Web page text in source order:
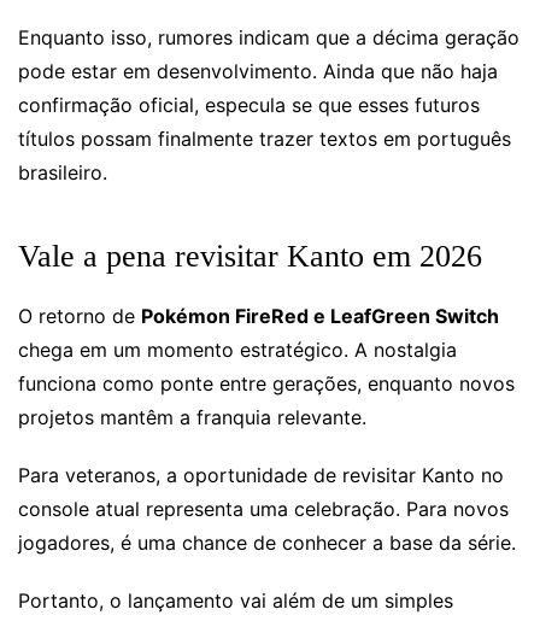
Enquanto isso, rumores indicam que a décima geração
pode estar em desenvolvimento. Ainda que não haja
confirmação oficial, especula se que esses futuros
títulos possam finalmente trazer textos em português
brasileiro.
Vale a pena revisitar Kanto em 2026
O retorno de Pokémon FireRed e LeafGreen Switch
chega em um momento estratégico. A nostalgia
funciona como ponte entre gerações, enquanto novos
projetos mantêm a franquia relevante.
Para veteranos, a oportunidade de revisitar Kanto no
console atual representa uma celebração. Para novos
jogadores, é uma chance de conhecer a base da série.
Portanto, o lançamento vai além de um simples